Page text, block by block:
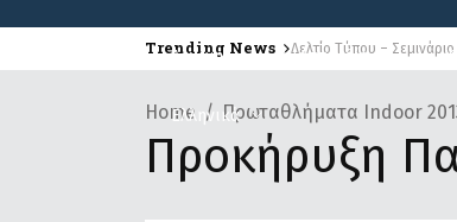
Αρχική Ομοσπονδία
Ελληνικά
Trending News Δελτίο Τύπου –
Δελτίο Τύπου –
Home Πρωταθλήματα Indoor
Προκήρυξη